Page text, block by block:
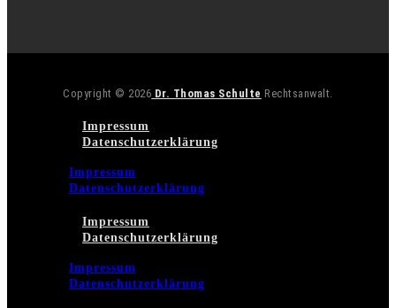
Copyright © 2026 Dr. Thomas Schulte Rechtsanwalt.
Impressum
Datenschutzerklärung
Impressum
Datenschutzerklärung
Impressum
Datenschutzerklärung
Impressum
Datenschutzerklärung